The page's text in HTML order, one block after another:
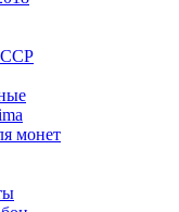
монет